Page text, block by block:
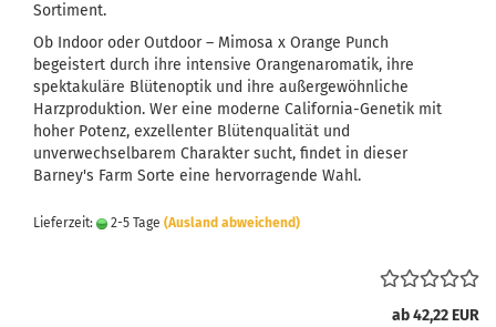
Sortiment.
Ob Indoor oder Outdoor – Mimosa x Orange Punch
begeistert durch ihre intensive Orangenaromatik, ihre
spektakuläre Blütenoptik und ihre außergewöhnliche
Harzproduktion. Wer eine moderne California-Genetik mit
hoher Potenz, exzellenter Blütenqualität und
unverwechselbarem Charakter sucht, findet in dieser
Barney's Farm Sorte eine hervorragende Wahl.
Lieferzeit: 2-5 Tage (Ausland abweichend)
ab 42,22 EUR